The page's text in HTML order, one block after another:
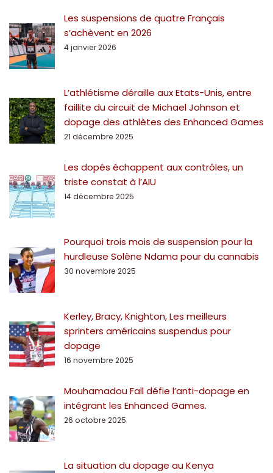
Les suspensions de quatre Français
s’achèvent en 2026
4 janvier 2026
L’athlétisme déraille aux Etats-Unis, entre
faillite du circuit de Michael Johnson et
dopage des athlètes des Enhanced Games
21 décembre 2025
Les dopés échappent aux contrôles, un
triste constat à l’AIU
14 décembre 2025
Pourquoi trois mois de suspension pour la
hurdleuse Solène Ndama pour du cannabis
30 novembre 2025
Kerley, Bracy, Knighton, Les meilleurs
sprinters américains suspendus pour
dopage
16 novembre 2025
Mouhamadou Fall défie l’anti-dopage en
intégrant les Enhanced Games.
26 octobre 2025
La situation du dopage au Kenya